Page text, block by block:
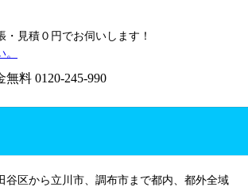
・見積０円でお伺いします！
谷区から立川市、調布市まで都内、都外全域